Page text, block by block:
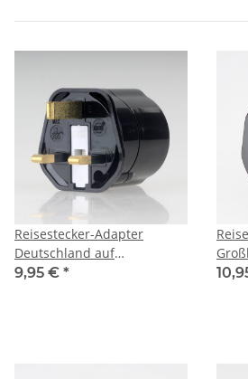
Reisestecker-Adapter
Deutschland auf
Großbritannien 13A/250V
9,95 € *